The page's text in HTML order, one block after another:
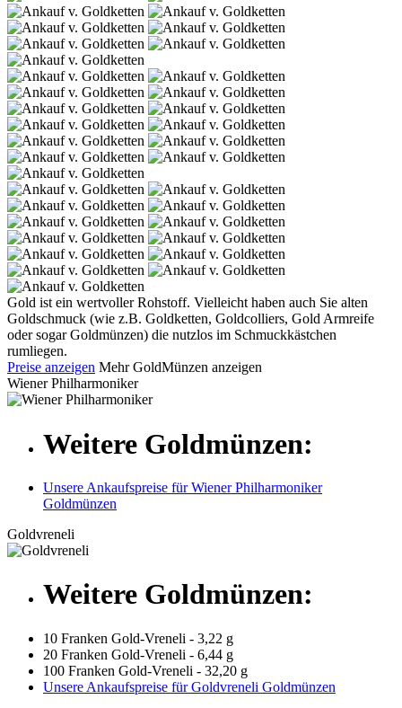
Gold ist ein wertvoller Rohstoff. Vielleicht haben auch Sie alten
Goldschmuck (wie z.B. Goldketten, Goldcolliers, Gold Armreife
oder sogar Goldmünzen) die nutzlos im Schmuckkästchen
rumliegen.
Preise anzeigen Mehr GoldMünzen anzeigen
Wiener Philharmoniker
Weitere Goldmünzen:
Unsere Ankaufspreise für Wiener Philharmoniker
Goldmünzen
Goldvreneli
Weitere Goldmünzen:
10 Franken Gold-Vreneli - 3,22 g
20 Franken Gold-Vreneli - 6,44 g
100 Franken Gold-Vreneli - 32,20 g
Unsere Ankaufspreise für Goldvreneli Goldmünzen